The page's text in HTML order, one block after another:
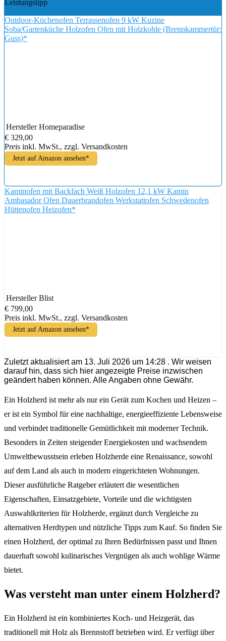
Leistungstipp
Outdoor-Küchenofen Terrassenofen 9 kW Kuzine
Soba/Gartenküche Holzofen Ofen mit Holzkohle (Brennkammertür:
Guss)*
Hersteller Homeparadise
€ 329,00
Preis inkl. MwSt., zzgl. Versandkosten
Jetzt auf Amazon ansehen*
Kaminofen mit Backfach Weiß Holzofen 12,1 kW Kamin
Ambasador Ofen Dauerbrandofen Werkstattofen Schwedenofen
Hüttenofen Heizofen*
Hersteller Blist
€ 799,00
Preis inkl. MwSt., zzgl. Versandkosten
Jetzt auf Amazon ansehen*
Zuletzt aktualisiert am 13. Juli 2026 um 14:28 . Wir weisen
darauf hin, dass sich hier angezeigte Preise inzwischen
geändert haben können. Alle Angaben ohne Gewähr.
Ein Holzherd ist mehr als nur ein Gerät zum Kochen und Heizen –
er ist ein Symbol für eine nachhaltige, energieeffiziente Lebensweise
und verbindet traditionelle Gemütlichkeit mit moderner Technik.
Besonders in Zeiten steigender Energiekosten und wachsendem
Umweltbewusstsein erleben Holzherde eine Renaissance, sowohl
auf dem Land als auch in modern eingerichteten Wohnungen.
Dieser ausführliche Ratgeber erläutert die wesentlichen
Eigenschaften, Einsatzgebiete, Vorteile und die wichtigsten
Auswahlkriterien für Holzherde, ergänzt durch Vergleiche zu
alternativen Herdtypen und nützliche Tipps zum Kauf. So finden Sie
einen Holzherd, der optimal zu Ihren Bedürfnissen passt und Ihnen
dauerhaft sowohl kulinarisches Vergnügen als auch wohlige Wärme
bietet.
Was versteht man unter einem Holzherd?
Ein Holzherd ist ein kombiniertes Koch- und Heizgerät, das
traditionell mit Holz als Brennstoff betrieben wird. Er verfügt über